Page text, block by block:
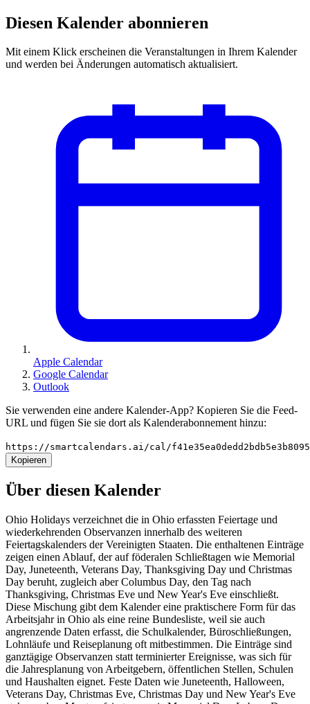
Diesen Kalender abonnieren
Mit einem Klick erscheinen die Veranstaltungen in Ihrem Kalender
und werden bei Änderungen automatisch aktualisiert.
Apple Calendar
Google Calendar
Outlook
Sie verwenden eine andere Kalender-App? Kopieren Sie die Feed-
URL und fügen Sie sie dort als Kalenderabonnement hinzu:
https://smartcalendars.ai/cal/
Kopieren
Über diesen Kalender
Ohio Holidays verzeichnet die in Ohio erfassten Feiertage und
wiederkehrenden Observanzen innerhalb des weiteren
Feiertagskalenders der Vereinigten Staaten. Die enthaltenen Einträge
zeigen einen Ablauf, der auf föderalen Schließtagen wie Memorial
Day, Juneteenth, Veterans Day, Thanksgiving Day und Christmas
Day beruht, zugleich aber Columbus Day, den Tag nach
Thanksgiving, Christmas Eve und New Year's Eve einschließt.
Diese Mischung gibt dem Kalender eine praktischere Form für das
Arbeitsjahr in Ohio als eine reine Bundesliste, weil sie auch
angrenzende Daten erfasst, die Schulkalender, Büroschließungen,
Lohnläufe und Reiseplanung oft mitbestimmen. Die Einträge sind
ganztägige Observanzen statt terminierter Ereignisse, was sich für
die Jahresplanung von Arbeitgebern, öffentlichen Stellen, Schulen
und Haushalten eignet. Feste Daten wie Juneteenth, Halloween,
Veterans Day, Christmas Eve, Christmas Day und New Year's Eve